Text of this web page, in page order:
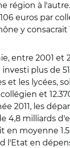
région à
euros par
y consacrait
entre 2001 et
plus de
et les lycées,
et
2011, les
4,8 milliards
en moyenne
l'Etat en